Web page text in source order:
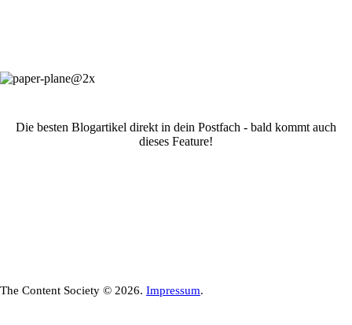
Die besten Blogartikel direkt in dein Postfach - bald kommt auch
dieses Feature!
The Content Society © 2026. Impressum.